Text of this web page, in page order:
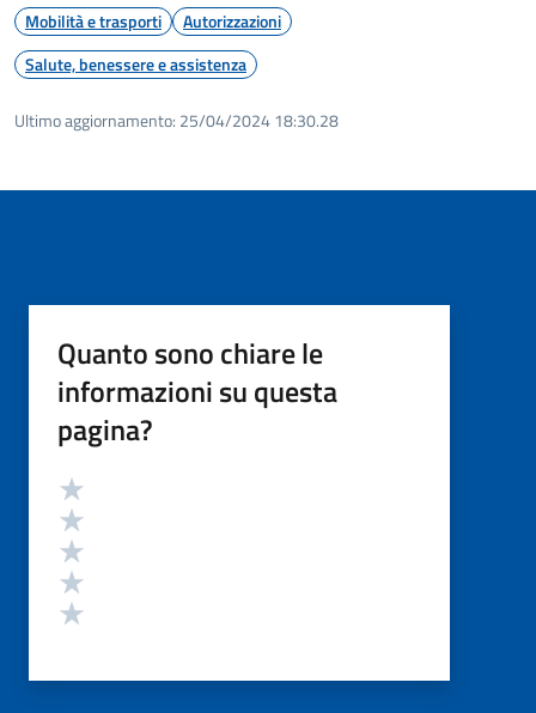
Mobilità e trasporti
Autorizzazioni
Salute, benessere e assistenza
Ultimo aggiornamento: 25/04/2024 18:30.28
Quanto sono chiare le
informazioni su questa
pagina?
Valutazione